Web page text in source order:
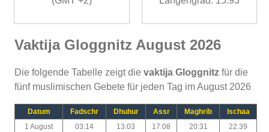
Vaktija Gloggnitz August 2026
Die folgende Tabelle zeigt die vaktija Gloggnitz für die
fünf muslimischen Gebete für jeden Tag im August 2026
Datum Fadschr Dhuhur Assr Maghrib
Ischaa
1 August
03:14 13:03 17:08 20:31
22:39